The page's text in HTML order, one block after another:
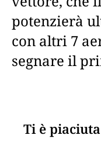
potenzierà
con altri 7
segnare il
Ti è